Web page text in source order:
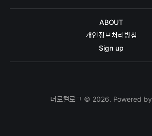
ABOUT
개인정보처리방침
Sign up
더로컬로그 © 2026. Powered by